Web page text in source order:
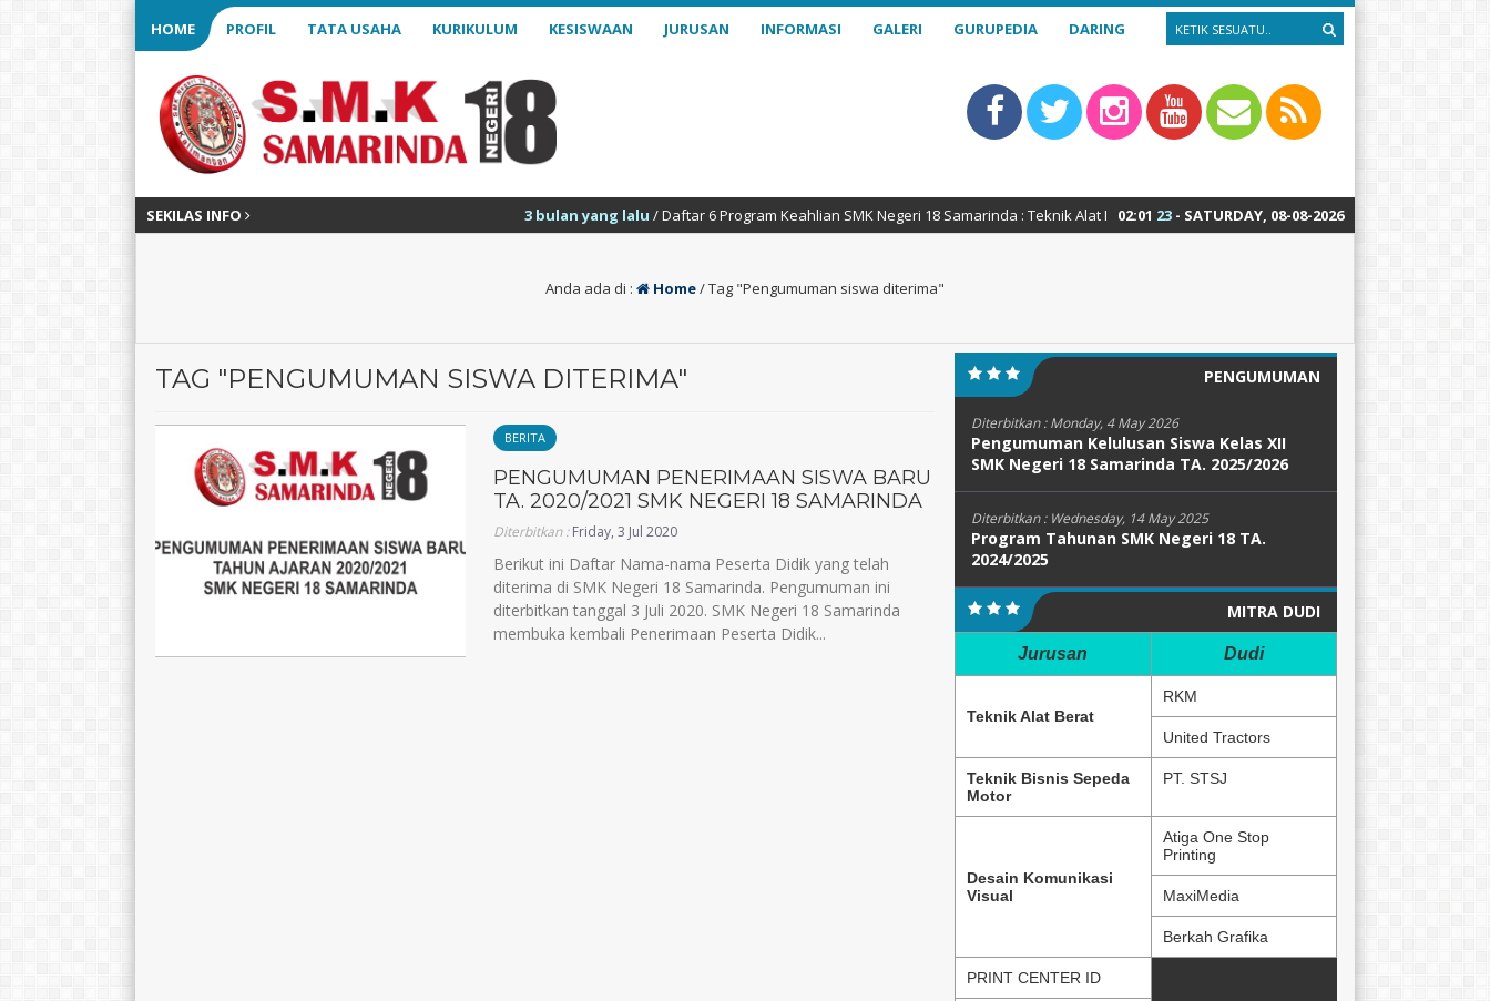
HOME PROFIL TATA USAHA KURIKULUM KESISWAAN JURUSAN INFORMASI GALERI GURUPEDIA DARING
SEKILAS INFO 02:01 24 - SATURDAY, 08-08-2026
3 bulan yang lalu/ Daftar 6 Program Keahlian SMK Negeri 18 Samarinda : Teknik Alat Berat – Teknik Sepeda Motor – Teknik Kendaraan Ringan –
Anda ada di : Home/Tag "Pengumuman siswa diterima"
TAG "PENGUMUMAN SISWA DITERIMA"
BERITA
PENGUMUMAN PENERIMAAN SISWA BARU
TA. 2020/2021 SMK NEGERI 18 SAMARINDA
Diterbitkan :Friday, 3 Jul 2020
Berikut ini Daftar Nama-nama Peserta Didik yang telah
diterima di SMK Negeri 18 Samarinda. Pengumuman ini
diterbitkan tanggal 3 Juli 2020. SMK Negeri 18 Samarinda
membuka kembali Penerimaan Peserta Didik...
PENGUMUMAN
Diterbitkan :Monday, 4 May 2026
Pengumuman Kelulusan Siswa Kelas XII
SMK Negeri 18 Samarinda TA. 2025/2026
Diterbitkan : Wednesday, 14 May 2025
Program Tahunan SMK Negeri 18 TA.
2024/2025
MITRA DUDI
Jurusan Dudi
Teknik Alat Berat
RKM
United Tractors
Teknik Bisnis Sepeda
Motor
PT. STSJ
Desain Komunikasi
Visual
Atiga One Stop
Printing
MaxiMedia
Berkah Grafika
PRINT CENTER ID